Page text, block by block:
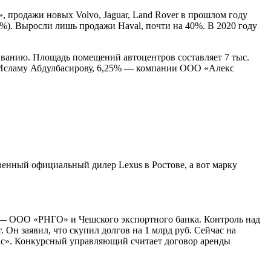
продажи новых Volvo, Jaguar, Land Rover в прошлом году
Выросли лишь продажи Haval, почти на 40%. В 2020 году
Площадь помещений автоцентров составляет 7 тыс.
Абдулбасирову, 6,25% — компании ООО «Алекс
официальный дилер Lexus в Ростове, а вот марку
— ООО «РНГО» и Чешского экспортного банка. Контроль над
Он заявил, что скупил долгов на 1 млрд руб. Сейчас на
Конкурсный управляющий считает договор аренды